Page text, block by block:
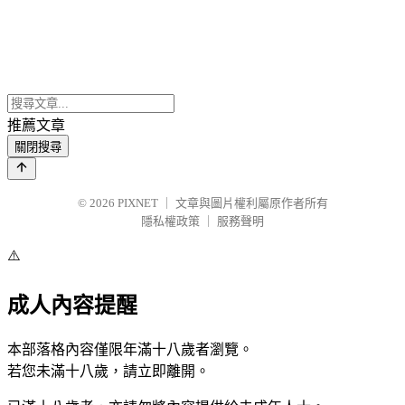
推薦文章
關閉搜尋
© 2026 PIXNET
文章與圖片權利屬原作者所有
隱私權政策
服務聲明
⚠️
成人內容提醒
本部落格內容僅限年滿十八歲者瀏覽。
若您未滿十八歲，請立即離開。